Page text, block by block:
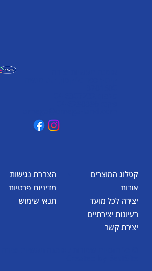
הצהרת נגישות
מדיניות פרטיות
תנאי שימוש
קטלוג המוצרים
אודות
יצירה לכל מועד
רעיונות יצירתיים
יצירת קשר